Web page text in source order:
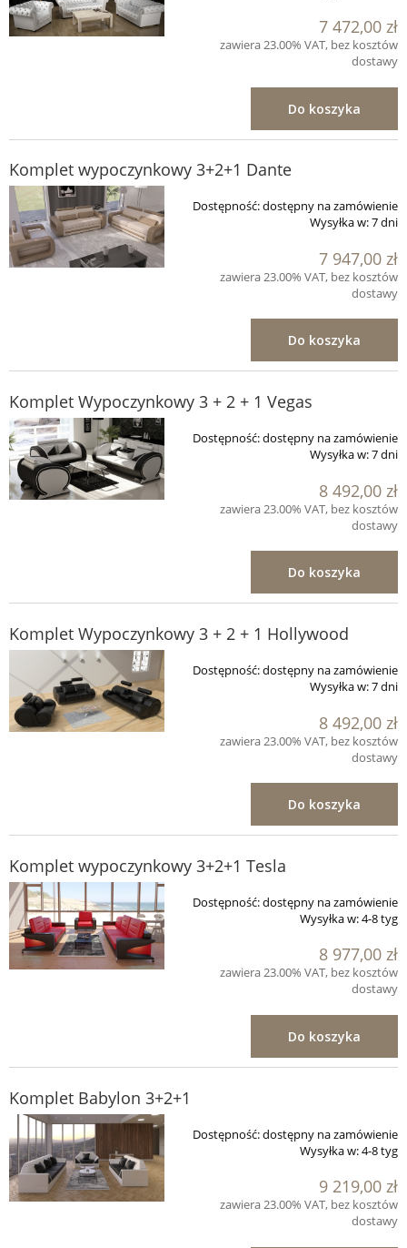
7 472,00 zł
zawiera 23.00% VAT, bez kosztów
dostawy
Do koszyka
Komplet wypoczynkowy 3+2+1 Dante
Dostępność:dostępny na zamówienie
Wysyłka w:7 dni
7 947,00 zł
zawiera 23.00% VAT, bez kosztów
dostawy
Do koszyka
Komplet Wypoczynkowy 3 + 2 + 1 Vegas
Dostępność:dostępny na zamówienie
Wysyłka w:7 dni
8 492,00 zł
zawiera 23.00% VAT, bez kosztów
dostawy
Do koszyka
Komplet Wypoczynkowy 3 + 2 + 1 Hollywood
Dostępność:dostępny na zamówienie
Wysyłka w:7 dni
8 492,00 zł
zawiera 23.00% VAT, bez kosztów
dostawy
Do koszyka
Komplet wypoczynkowy 3+2+1 Tesla
Dostępność:dostępny na zamówienie
Wysyłka w:4-8 tyg
8 977,00 zł
zawiera 23.00% VAT, bez kosztów
dostawy
Do koszyka
Komplet Babylon 3+2+1
Dostępność:dostępny na zamówienie
Wysyłka w:4-8 tyg
9 219,00 zł
zawiera 23.00% VAT, bez kosztów
dostawy